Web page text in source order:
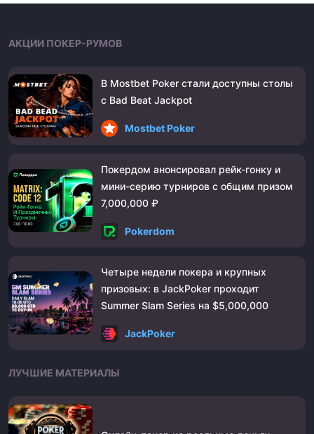
АКЦИИ ПОКЕР-РУМОВ
В Mostbet Poker стали доступны столы
с Bad Beat Jackpot
Mostbet Poker
Покердом анонсировал рейк-гонку и
мини-серию турниров с общим призом
7,000,000 ₽
Pokerdom
Четыре недели покера и крупных
призовых: в JackPoker проходит
Summer Slam Series на $5,000,000
JackPoker
ЛУЧШИЕ МАТЕРИАЛЫ